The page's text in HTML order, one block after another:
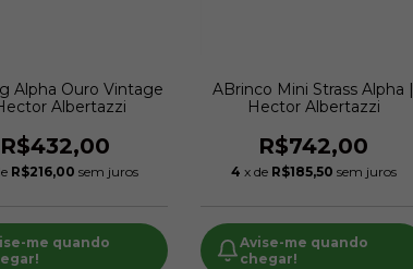
Alpha Ouro Vintage
Albertazzi
R$432,00
R$216,00 sem juros
me quando
ABrinco Mini Strass Alpha |
Hector Albertazzi
R$742,00
4 x de R$185,50 sem juros
Avise-me quando
chegar!